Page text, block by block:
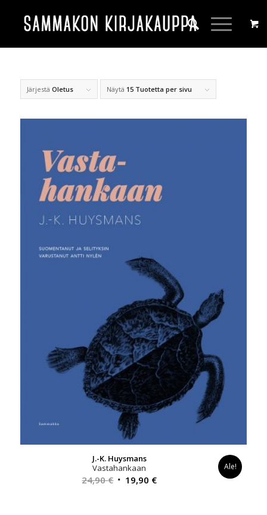
Järjestä Oletus Näytä 15 Tuotetta per sivu
J.-K. Huysmans
Vastahankaan
24,90€ Alkuperäinen
19,90 €Nykyinen
Ale!